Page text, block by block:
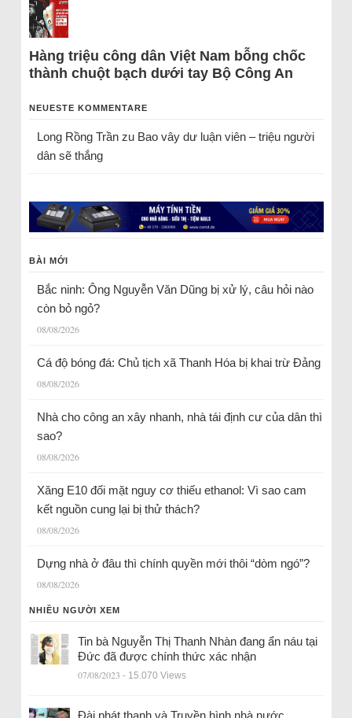
Hàng triệu công dân Việt Nam bỗng chốc
thành chuột bạch dưới tay Bộ Công An
NEUESTE KOMMENTARE
Long Rồng Trầnzu Bao vây dư luận viên – triệu người
dân sẽ thắng
BÀI MỚI
Bắc ninh: Ông Nguyễn Văn Dũng bị xử lý, câu hỏi nào
còn bỏ ngỏ?
08/08/2026
Cá độ bóng đá: Chủ tịch xã Thanh Hóa bị khai trừ Đảng
08/08/2026
Nhà cho công an xây nhanh, nhà tái định cư của dân thì
sao?
08/08/2026
Xăng E10 đối mặt nguy cơ thiếu ethanol: Vì sao cam
kết nguồn cung lại bị thử thách?
08/08/2026
Dựng nhà ở đâu thì chính quyền mới thôi “dòm ngó”?
08/08/2026
NHIỀU NGƯỜI XEM
Tin bà Nguyễn Thị Thanh Nhàn đang ẩn náu tại
Đức đã được chính thức xác nhận
07/08/2023 - 15.070 Views
Đài phát thanh và Truyền hình nhà nước